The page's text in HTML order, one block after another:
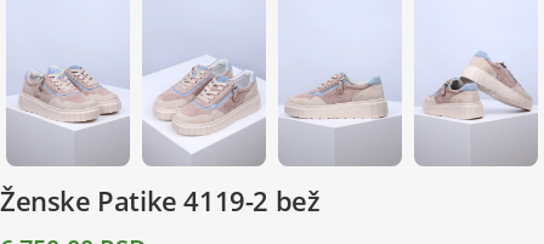
Ženske Patike 4119-2 bež